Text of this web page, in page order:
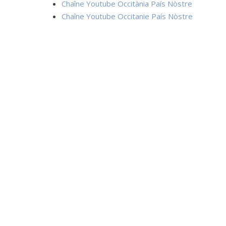
Chaîne Youtube Occitània País Nòstre
Chaîne Youtube Occitanie País Nòstre